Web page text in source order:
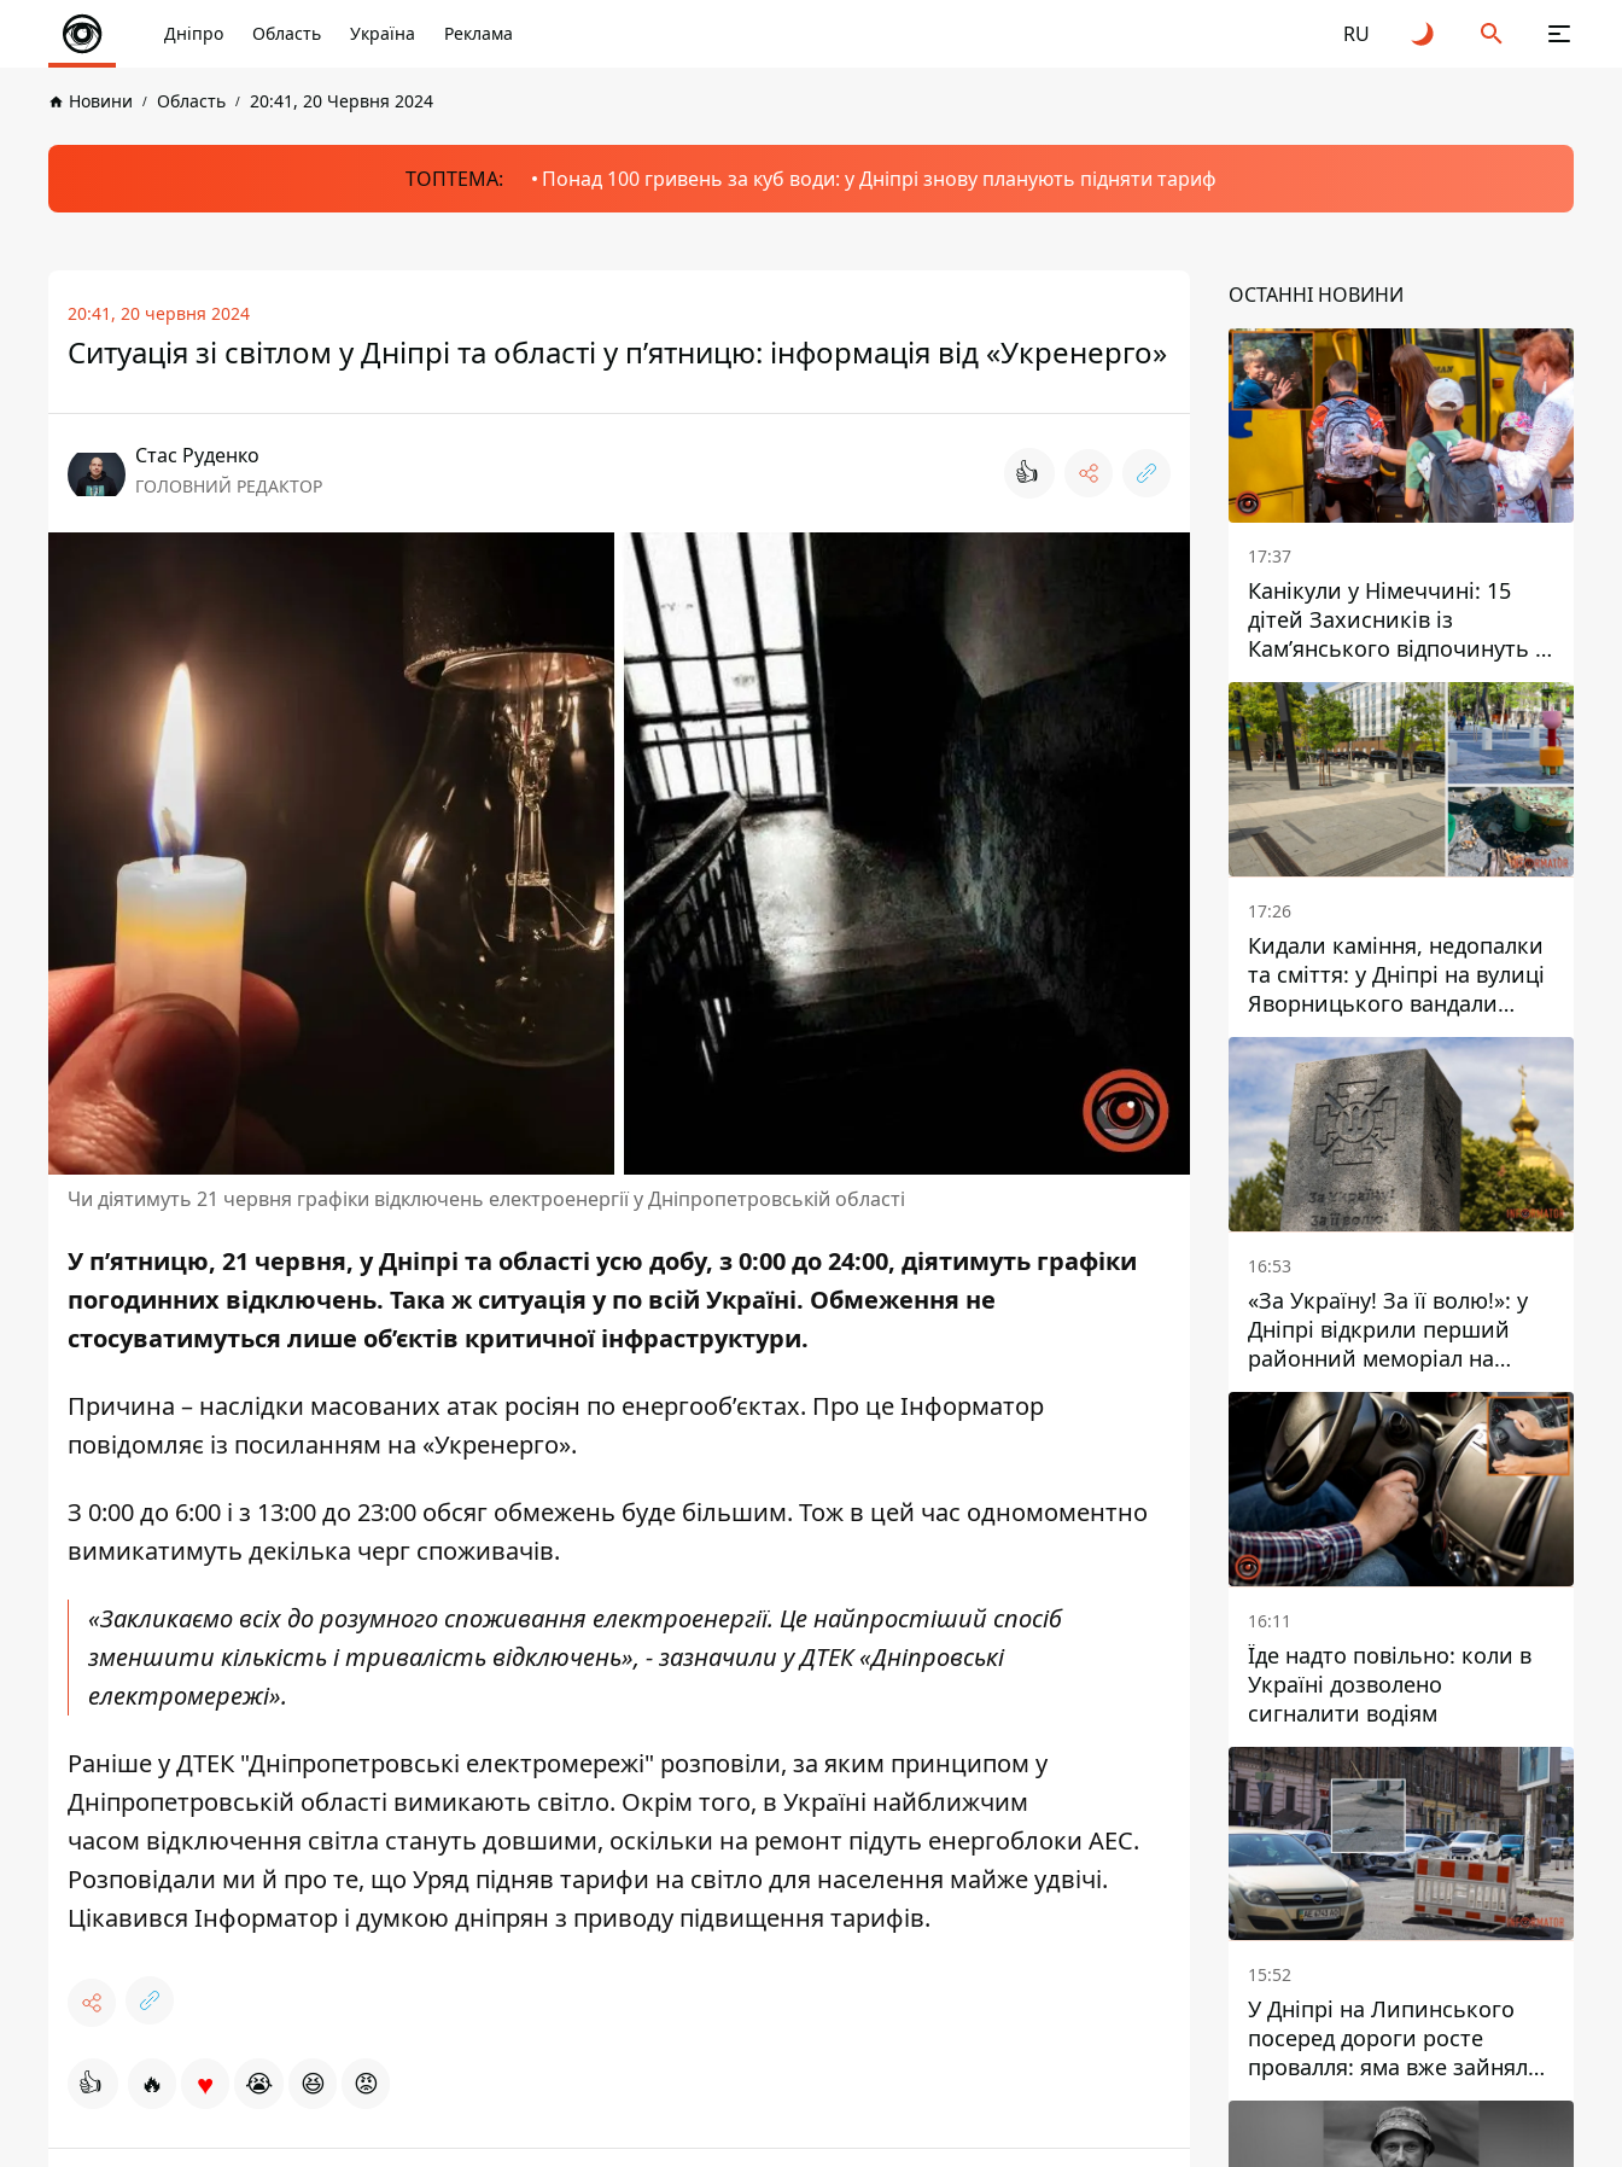
Дніпро Область Україна Реклама RU
Новини Область 20:41, 20 Червня 2024
ТОПТЕМА: Понад 100 гривень за куб води: у Дніпрі знову планують підняти тариф
20:41, 20 червня 2024
Ситуація зі світлом у Дніпрі та області у п’ятницю: інформація від «Укренерго»
Стас Руденко
ГОЛОВНИЙ РЕДАКТОР 👍
Чи діятимуть 21 червня графіки відключень електроенергії у Дніпропетровській області
У п’ятницю, 21 червня, у Дніпрі та області усю добу, з 0:00 до 24:00, діятимуть графіки
погодинних відключень. Така ж ситуація у по всій Україні. Обмеження не
стосуватимуться лише об’єктів критичної інфраструктури.
Причина – наслідки масованих атак росіян по енергооб’єктах. Про це Інформатор
повідомляє із посиланням на «Укренерго».
З 0:00 до 6:00 і з 13:00 до 23:00 обсяг обмежень буде більшим. Тож в цей час одномоментно
вимикатимуть декілька черг споживачів.
«Закликаємо всіх до розумного споживання електроенергії. Це найпростіший спосіб
зменшити кількість і тривалість відключень», - зазначили уДТЕК «Дніпровські
електромережі».
Раніше у ДТЕК "Дніпропетровські електромережі" розповіли, за яким принципом у
Дніпропетровській області вимикають світло. Окрім того, в Україні найближчим
часом відключення світла стануть довшими, оскільки на ремонт підуть енергоблоки АЕС.
Розповідали ми й про те, що Уряд підняв тарифи на світло для населення майже удвічі.
Цікавився Інформатор і думкою дніпрян з приводу підвищення тарифів.
👍 🔥 ♥ 😭 😆 😡
ОСТАННІ НОВИНИ
17:37
Канікули у Німеччині: 15
дітей Захисників із
Кам’янського відпочинуть у
Вупперталі
17:26
Кидали каміння, недопалки
та сміття: у Дніпрі на вулиці
Яворницького вандали
пошкодили питні фонтани
16:53
«За Україну! За її волю!»: у
Дніпрі відкрили перший
районний меморіал на
честь полеглих Захисників
16:11
Їде надто повільно: коли в
Україні дозволено
сигналити водіям
15:52
У Дніпрі на Липинського
посеред дороги росте
провалля: яма вже зайняла
смугу руху